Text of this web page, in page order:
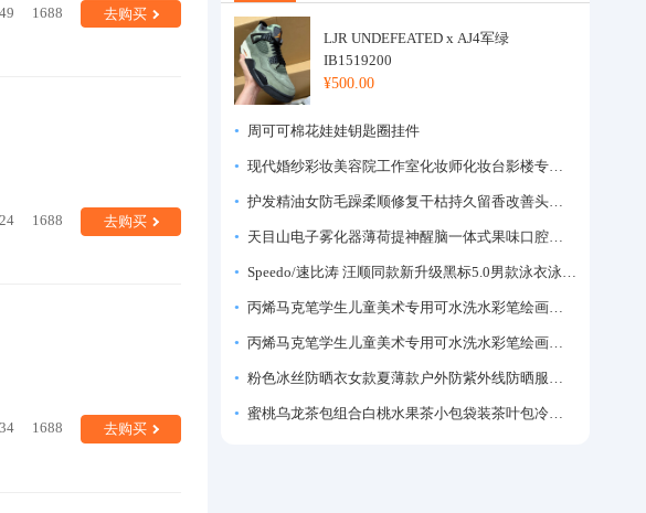
1688 去购买
1688 去购买
1688 去购买
LJR UNDEFEATED x AJ4军绿
IB1519200
¥500.00
周可可棉花娃娃钥匙圈挂件
现代婚纱彩妆美容院工作室化妆师化妆台影楼专业化妆师专用梳妆台
护发精油女防毛躁柔顺修复干枯持久留香改善头发毛躁柔顺剂神器
天目山电子雾化器薄荷提神醒脑一体式果味口腔喷雾吸入式戒烟神器
Speedo/速比涛 汪顺同款新升级黑标5.0男款泳衣泳裤温泉游泳套装
丙烯马克笔学生儿童美术专用可水洗水彩笔绘画彩色涂鸦画笔不透色可叠色防水手绘diy丙烯颜料笔水性填色笔
丙烯马克笔学生儿童美术专用可水洗水彩笔绘画彩色涂鸦画笔不透色可叠色防水手绘diy丙烯颜料笔水性填色笔
粉色冰丝防晒衣女款夏薄款户外防紫外线防晒服修身紧身短外套上衣
蜜桃乌龙茶包组合白桃水果茶小包袋装茶叶包冷泡茶泡水喝的东西